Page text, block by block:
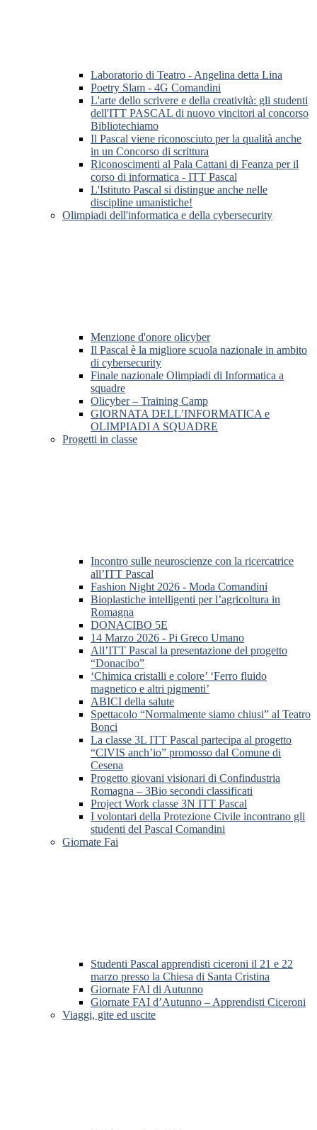
Laboratorio di Teatro - Angelina detta Lina
Poetry Slam - 4G Comandini
L'arte dello scrivere e della creatività: gli studenti
dell'ITT PASCAL di nuovo vincitori al concorso
Bibliotechiamo
Il Pascal viene riconosciuto per la qualità anche
in un Concorso di scrittura
Riconoscimenti al Pala Cattani di Feanza per il
corso di informatica - ITT Pascal
L'Istituto Pascal si distingue anche nelle
discipline umanistiche!
Olimpiadi dell'informatica e della cybersecurity
Menzione d'onore olicyber
Il Pascal è la migliore scuola nazionale in ambito
di cybersecurity
Finale nazionale Olimpiadi di Informatica a
squadre
Olicyber – Training Camp
GIORNATA DELL’INFORMATICA e
OLIMPIADI A SQUADRE
Progetti in classe
Incontro sulle neuroscienze con la ricercatrice
all’ITT Pascal
Fashion Night 2026 - Moda Comandini
Bioplastiche intelligenti per l’agricoltura in
Romagna
DONACIBO 5E
14 Marzo 2026 - Pi Greco Umano
All’ITT Pascal la presentazione del progetto
“Donacibo”
‘Chimica cristalli e colore’ ‘Ferro fluido
magnetico e altri pigmenti’
ABICI della salute
Spettacolo “Normalmente siamo chiusi” al Teatro
Bonci
La classe 3L ITT Pascal partecipa al progetto
“CIVIS anch’io” promosso dal Comune di
Cesena
Progetto giovani visionari di Confindustria
Romagna – 3Bio secondi classificati
Project Work classe 3N ITT Pascal
I volontari della Protezione Civile incontrano gli
studenti del Pascal Comandini
Giornate Fai
Studenti Pascal apprendisti ciceroni il 21 e 22
marzo presso la Chiesa di Santa Cristina
Giornate FAI di Autunno
Giornate FAI d’Autunno – Apprendisti Ciceroni
Viaggi, gite ed uscite